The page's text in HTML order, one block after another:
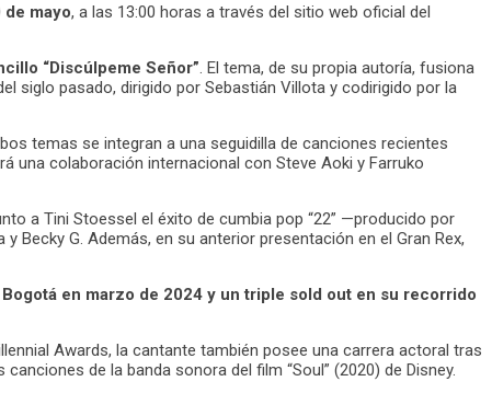
mayo, a las 13:00 horas a través del sitio web oficial del
“Discúlpeme Señor” . El tema, de su propia autoría, fusiona
siglo pasado, dirigido por Sebastián Villota y codirigido por la
temas se integran a una seguidilla de canciones recientes
una colaboración internacional con Steve Aoki y Farruko
a Tini Stoessel el éxito de cumbia pop “22” —producido por
Becky G. Además, en su anterior presentación en el Gran Rex,
en marzo de 2024 y un triple sold out en su recorrido
Awards, la cantante también posee una carrera actoral tras
de la banda sonora del film “Soul” (2020) de Disney.